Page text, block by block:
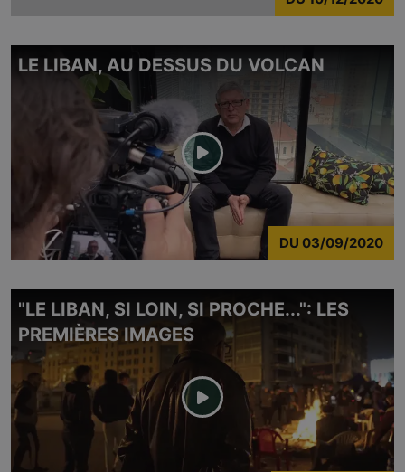
LE LIBAN, AU DESSUS DU VOLCAN
DU 03/09/2020
"LE LIBAN, SI LOIN, SI PROCHE...": LES
PREMIÈRES IMAGES